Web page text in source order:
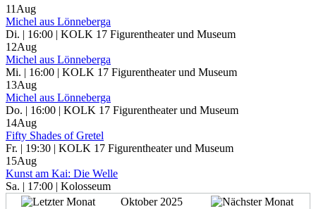
11Aug
Michel aus Lönneberga
Di. | 16:00 | KOLK 17 Figurentheater und Museum
12Aug
Michel aus Lönneberga
Mi. | 16:00 | KOLK 17 Figurentheater und Museum
13Aug
Michel aus Lönneberga
Do. | 16:00 | KOLK 17 Figurentheater und Museum
14Aug
Fifty Shades of Gretel
Fr. | 19:30 | KOLK 17 Figurentheater und Museum
15Aug
Kunst am Kai: Die Welle
Sa. | 17:00 | Kolosseum
Oktober 2025